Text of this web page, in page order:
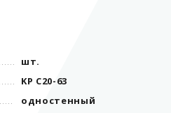
шт.
KP C20-63
одностенный